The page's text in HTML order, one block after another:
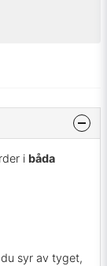
i båda
syr av tyget,